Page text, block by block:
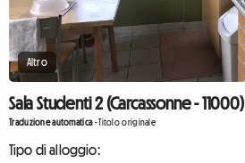
Altro
Sala Studenti 2 (Carcassonne - 11000)
Traduzione automatica-Titolo originale
Tipo di alloggio: